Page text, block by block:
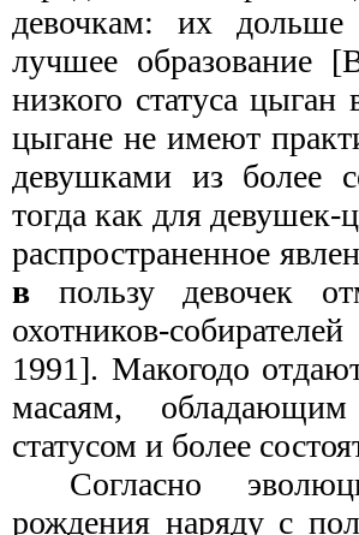
девочкам: их
лучшее образование
низкого статуса
цыгане не имеют
девушками из более
тогда как для
распространенное
в пользу девочек
охотников-
1991]. Макогодо
масаям,
статусом и более
Согласно
рождения наряду с